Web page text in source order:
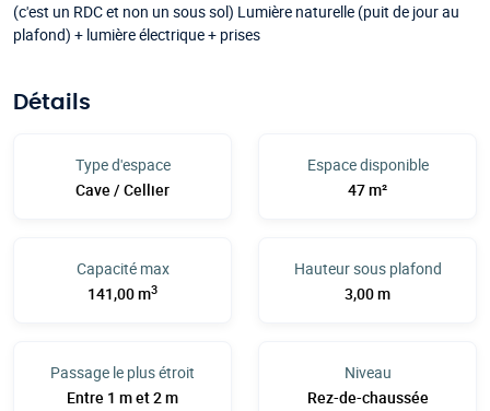
(c'est un RDC et non un sous sol) Lumière naturelle (puit de jour au
plafond) + lumière électrique + prises
Détails
Type d'espace
Cave / Cellier
Espace disponible
47 m²
Capacité max
141,00 m3
Hauteur sous plafond
3,00 m
Passage le plus étroit
Entre 1 m et 2 m
Niveau
Rez-de-chaussée